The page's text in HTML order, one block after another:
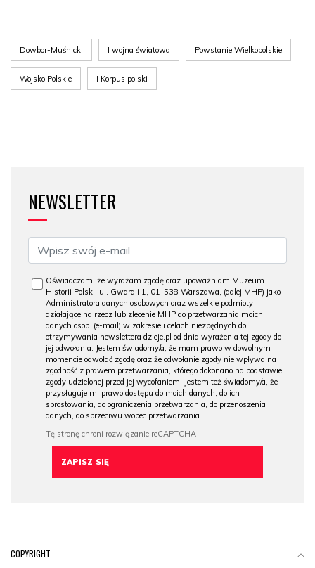
Dowbor-Muśnicki I wojna światowa Powstanie Wielkopolskie
Wojsko Polskie I Korpus polski
NEWSLETTER
Oświadczam, że wyrażam zgodę oraz upoważniam Muzeum
Historii Polski, ul. Gwardii 1, 01-538 Warszawa, (dalej MHP) jako
Administratora danych osobowych oraz wszelkie podmioty
działające na rzecz lub zlecenie MHP do przetwarzania moich
danych osob. (e-mail) w zakresie i celach niezbędnych do
otrzymywania newslettera dzieje.pl od dnia wyrażenia tej zgody do
jej odwołania. Jestem świadomy/a, że mam prawo w dowolnym
momencie odwołać zgodę oraz że odwołanie zgody nie wpływa na
zgodność z prawem przetwarzania, którego dokonano na podstawie
zgody udzielonej przed jej wycofaniem. Jestem też świadomy/a, że
przysługuje mi prawo dostępu do moich danych, do ich
sprostowania, do ograniczenia przetwarzania, do przenoszenia
danych, do sprzeciwu wobec przetwarzania.
COPYRIGHT